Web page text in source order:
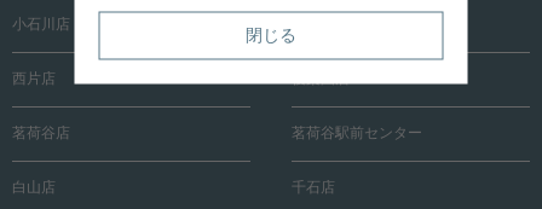
小石川店
西片店
茗荷谷店 茗荷谷駅前センター
白山店 千石店
閉じる